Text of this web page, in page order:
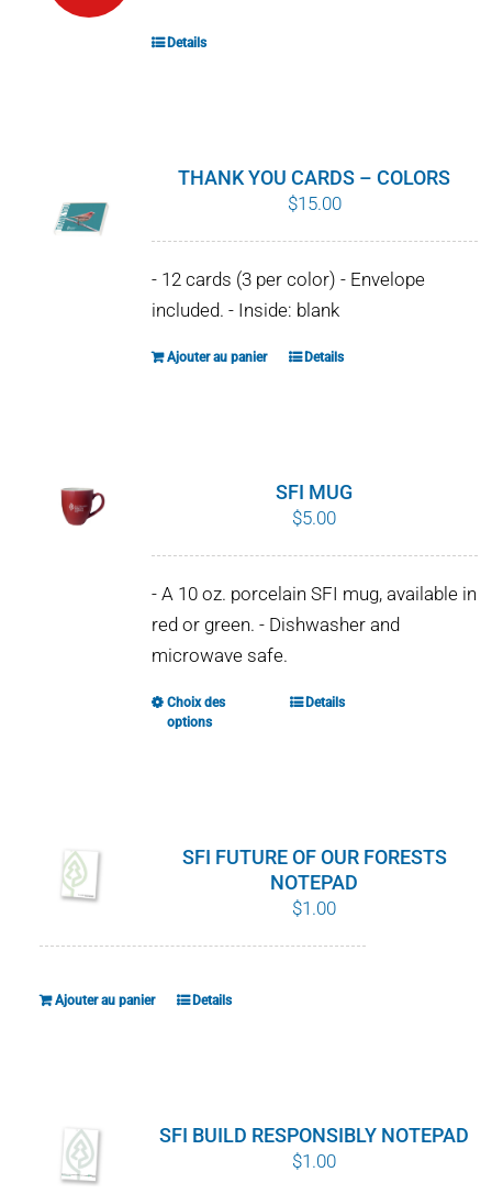
Details
THANK YOU CARDS – COLORS
$15.00
- 12 cards (3 per color) - Envelope
included. - Inside: blank
Ajouter au panier Details
SFI MUG
$5.00
- A 10 oz. porcelain SFI mug, available in
red or green. - Dishwasher and
microwave safe.
Choix des
options
Ce
Les
options
peuvent
être
produit
Details
SFI FUTURE OF OUR FORESTS
NOTEPAD
$1.00
Ajouter au panier Details
SFI BUILD RESPONSIBLY NOTEPAD
$1.00